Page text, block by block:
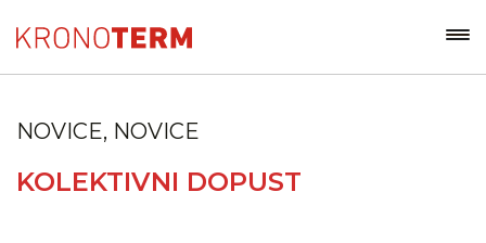
NOVICE, NOVICE
KOLEKTIVNI DOPUST